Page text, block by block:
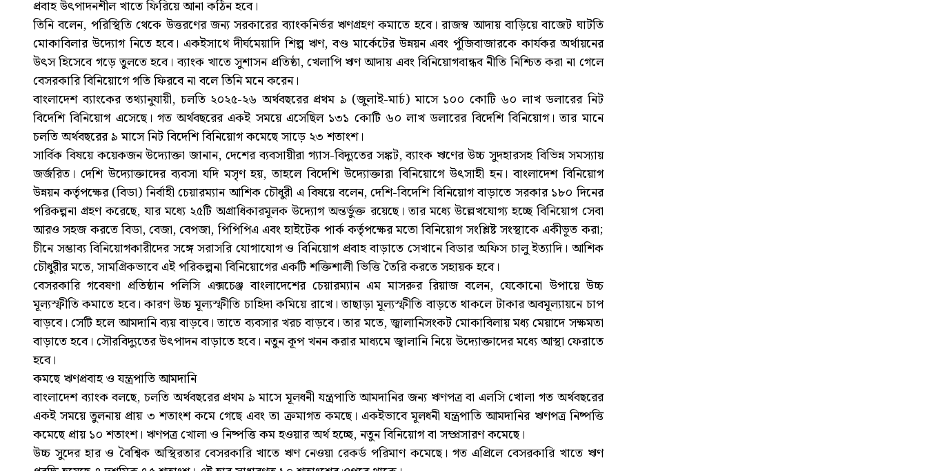
প্রবাহ উৎপাদনশীল খাতে ফিরিয়ে আনা কঠিন হবে।
তিনি বলেন, পরিস্থিতি থেকে উত্তরণের জন্য সরকারের ব্যাংকনির্ভর ঋণগ্রহণ কমাতে হবে। রাজস্ব আদায় বাড়িয়ে বাজেট ঘাটতি
মোকাবিলার উদ্যোগ নিতে হবে। একইসাথে দীর্ঘমেয়াদি শিল্প ঋণ, বণ্ড মার্কেটের উন্নয়ন এবং পুঁজিবাজারকে কার্যকর অর্থায়নের
উৎস হিসেবে গড়ে তুলতে হবে। ব্যাংক খাতে সুশাসন প্রতিষ্ঠা, খেলাপি ঋণ আদায় এবং বিনিয়োগবান্ধব নীতি নিশ্চিত করা না গেলে
বেসরকারি বিনিয়োগে গতি ফিরবে না বলে তিনি মনে করেন।
বাংলাদেশ ব্যাংকের তথ্যানুযায়ী, চলতি ২০২৫-২৬ অর্থবছরের প্রথম ৯ (জুলাই-মার্চ) মাসে ১০০ কোটি ৬০ লাখ ডলারের নিট
বিদেশি বিনিয়োগ এসেছে। গত অর্থবছরের একই সময়ে এসেছিল ১৩১ কোটি ৬০ লাখ ডলারের বিদেশি বিনিয়োগ। তার মানে
চলতি অর্থবছরের ৯ মাসে নিট বিদেশি বিনিয়োগ কমেছে সাড়ে ২৩ শতাংশ।
সার্বিক বিষয়ে কয়েকজন উদ্যোক্তা জানান, দেশের ব্যবসায়ীরা গ্যাস-বিদ্যুতের সঙ্কট, ব্যাংক ঋণের উচ্চ সুদহারসহ বিভিন্ন সমস্যায়
জর্জরিত। দেশি উদ্যোক্তাদের ব্যবসা যদি মসৃণ হয়, তাহলে বিদেশি উদ্যোক্তারা বিনিয়োগে উৎসাহী হন। বাংলাদেশ বিনিয়োগ
উন্নয়ন কর্তৃপক্ষের (বিডা) নির্বাহী চেয়ারম্যান আশিক চৌধুরী এ বিষয়ে বলেন, দেশি-বিদেশি বিনিয়োগ বাড়াতে সরকার ১৮০ দিনের
পরিকল্পনা গ্রহণ করেছে, যার মধ্যে ২৫টি অগ্রাধিকারমূলক উদ্যোগ অন্তর্ভুক্ত রয়েছে। তার মধ্যে উল্লেখযোগ্য হচ্ছে বিনিয়োগ সেবা
আরও সহজ করতে বিডা, বেজা, বেপজা, পিপিপিএ এবং হাইটেক পার্ক কর্তৃপক্ষের মতো বিনিয়োগ সংশ্লিষ্ট সংস্থাকে একীভূত করা;
চীনে সম্ভাব্য বিনিয়োগকারীদের সঙ্গে সরাসরি যোগাযোগ ও বিনিয়োগ প্রবাহ বাড়াতে সেখানে বিডার অফিস চালু ইত্যাদি। আশিক
চৌধুরীর মতে, সামগ্রিকভাবে এই পরিকল্পনা বিনিয়োগের একটি শক্তিশালী ভিত্তি তৈরি করতে সহায়ক হবে।
বেসরকারি গবেষণা প্রতিষ্ঠান পলিসি এক্সচেঞ্জ বাংলাদেশের চেয়ারম্যান এম মাসরুর রিয়াজ বলেন, যেকোনো উপায়ে উচ্চ
মূল্যস্ফীতি কমাতে হবে। কারণ উচ্চ মূল্যস্ফীতি চাহিদা কমিয়ে রাখে। তাছাড়া মূল্যস্ফীতি বাড়তে থাকলে টাকার অবমূল্যায়নে চাপ
বাড়বে। সেটি হলে আমদানি ব্যয় বাড়বে। তাতে ব্যবসার খরচ বাড়বে। তার মতে, জ্বালানিসংকট মোকাবিলায় মধ্য মেয়াদে সক্ষমতা
বাড়াতে হবে। সৌরবিদ্যুতের উৎপাদন বাড়াতে হবে। নতুন কূপ খনন করার মাধ্যমে জ্বালানি নিয়ে উদ্যোক্তাদের মধ্যে আস্থা ফেরাতে
হবে।
কমছে ঋণপ্রবাহ ও যন্ত্রপাতি আমদানি
বাংলাদেশ ব্যাংক বলছে, চলতি অর্থবছরের প্রথম ৯ মাসে মূলধনী যন্ত্রপাতি আমদানির জন্য ঋণপত্র বা এলসি খোলা গত অর্থবছরের
একই সময়ে তুলনায় প্রায় ৩ শতাংশ কমে গেছে এবং তা ক্রমাগত কমছে। একইভাবে মূলধনী যন্ত্রপাতি আমদানির ঋণপত্র নিষ্পত্তি
কমেছে প্রায় ১০ শতাংশ। ঋণপত্র খোলা ও নিষ্পত্তি কম হওয়ার অর্থ হচ্ছে, নতুন বিনিয়োগ বা সম্প্রসারণ কমেছে।
উচ্চ সুদের হার ও বৈশ্বিক অস্থিরতার বেসরকারি খাতে ঋণ নেওয়া রেকর্ড পরিমাণ কমেছে। গত এপ্রিলে বেসরকারি খাতে ঋণ